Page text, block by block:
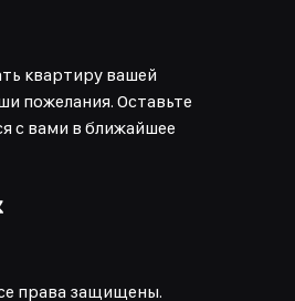
квартиру вашей
пожелания. Оставьте
с вами в ближайшее
права защищены.